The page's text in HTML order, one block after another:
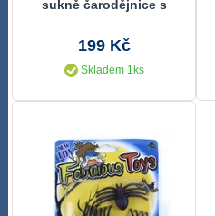
sukně čarodějnice s
199 Kč
Skladem 1ks